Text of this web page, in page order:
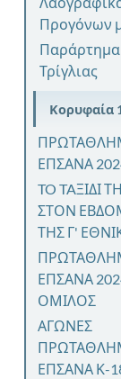
Προγόνων
Τρίγλιας
Κορυφαία
ΕΠΣΑΝΑ
TO TAΞΙΔΙ
ΣΤΟΝ
ΤΗΣ Γ'
ΕΠΣΑΝΑ
ΟΜΙΛΟΣ
ΑΓΩΝΕΣ
ΕΠΣΑΝΑ Κ-